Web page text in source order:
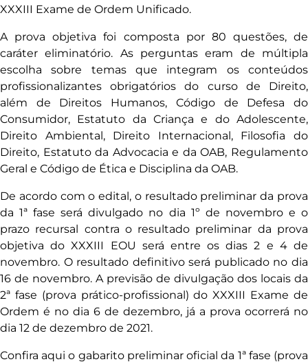
XXXIII Exame de Ordem Unificado.
A prova objetiva foi composta por 80 questões, de
caráter eliminatório. As perguntas eram de múltipla
escolha sobre temas que integram os conteúdos
profissionalizantes obrigatórios do curso de Direito,
além de Direitos Humanos, Código de Defesa do
Consumidor, Estatuto da Criança e do Adolescente,
Direito Ambiental, Direito Internacional, Filosofia do
Direito, Estatuto da Advocacia e da OAB, Regulamento
Geral e Código de Ética e Disciplina da OAB.
De acordo com o edital, o resultado preliminar da prova
da 1ª fase será divulgado no dia 1º de novembro e o
prazo recursal contra o resultado preliminar da prova
objetiva do XXXIII EOU será entre os dias 2 e 4 de
novembro. O resultado definitivo será publicado no dia
16 de novembro. A previsão de divulgação dos locais da
2ª fase (prova prático-profissional) do XXXIII Exame de
Ordem é no dia 6 de dezembro, já a prova ocorrerá no
dia 12 de dezembro de 2021.
Confira aqui o gabarito preliminar oficial da 1ª fase (prova